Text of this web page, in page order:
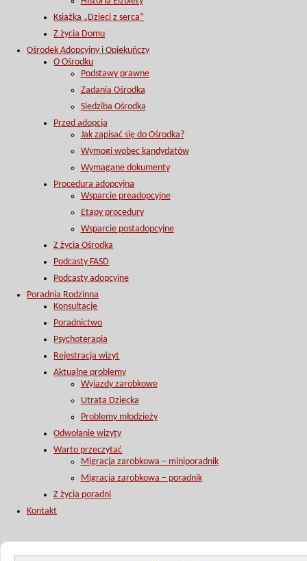
Książka „Dzieci z serca”
Z życia Domu
Ośrodek Adopcyjny i Opiekuńczy
O Ośrodku
Podstawy prawne
Zadania Ośrodka
Siedziba Ośrodka
Przed adopcją
Jak zapisać się do Ośrodka?
Wymogi wobec kandydatów
Wymagane dokumenty
Procedura adopcyjna
Wsparcie preadopcyjne
Etapy procedury
Wsparcie postadopcyjne
Z życia Ośrodka
Podcasty FASD
Podcasty adopcyjne
Poradnia Rodzinna
Konsultacje
Poradnictwo
Psychoterapia
Rejestracja wizyt
Aktualne problemy
Wyjazdy zarobkowe
Utrata Dziecka
Problemy młodzieży
Odwołanie wizyty
Warto przeczytać
Migracja zarobkowa – miniporadnik
Migracja zarobkowa – poradnik
Z życia poradni
Kontakt